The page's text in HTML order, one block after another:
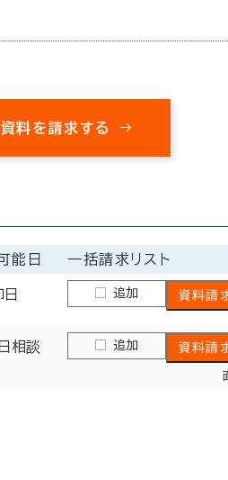
料を請求する
能日 一括請求リスト
日 追加 資料請
相談 追加 資料請